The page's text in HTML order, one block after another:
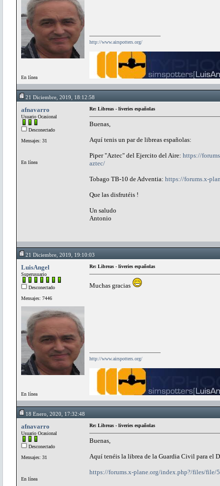
En línea
http://www.airspotters.org/
21 Diciembre, 2019, 18:12:58
afnavarro
Usuario Ocasional
Desconectado
Mensajes: 31
En línea
Re: Libreas - liveries españolas
Buenas,
Aquí tenis un par de libreas españolas:
Piper "Aztec" del Ejercito del Aire: https://
aztec/
Tobago TB-10 de Adventia: https://forums.x-
Que las disfrutéis !
Un saludo
Antonio
21 Diciembre, 2019, 19:10:03
LuisAngel
Superusuario
Desconectado
Mensajes: 7446
En línea
Re: Libreas - liveries españolas
Muchas gracias
http://www.airspotters.org/
18 Enero, 2020, 17:32:48
afnavarro
Usuario Ocasional
Desconectado
Mensajes: 31
En línea
Re: Libreas - liveries españolas
Buenas,
Aquí tenéis la librea de la Guardia Civil para el
https://forums.x-plane.org/index.php?/files/file/